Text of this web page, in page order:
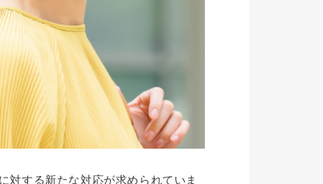
対する新たな対応が求められていま